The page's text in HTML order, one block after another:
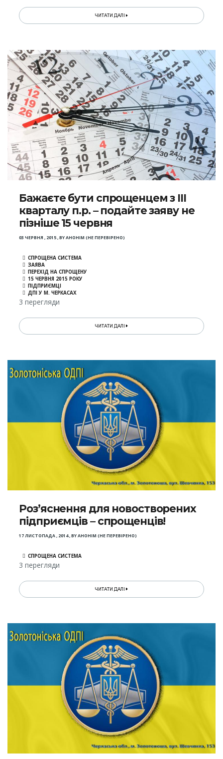
ЧИТАТИ ДАЛІ
Бажаєте бути спрощенцем з ІІІ
кварталу п.р. – подайте заяву не
пізніше 15 червня
03 ЧЕРВНЯ , 2015,BYАНОНІМ (НЕ ПЕРЕВІРЕНО)
СПРОЩЕНА СИСТЕМА
ЗАЯВА
ПЕРЕХІД НА СПРОЩЕНУ
15 ЧЕРВНЯ 2015 РОКУ
ПІДПРИЄМЦІ
ДПІ У М. ЧЕРКАСАХ
3 перегляди
ЧИТАТИ ДАЛІ
Роз’яснення для новостворених
підприємців – спрощенців!
17 ЛИСТОПАДА , 2014,BYАНОНІМ (НЕ ПЕРЕВІРЕНО)
СПРОЩЕНА СИСТЕМА
3 перегляди
ЧИТАТИ ДАЛІ